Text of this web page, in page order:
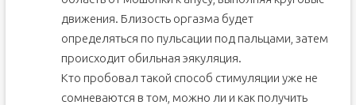
движения. Близость оргазма будет
определяться по пульсации под пальцами, затем
происходит обильная эякуляция.
Кто пробовал такой способ стимуляции уже не
сомневаются в том, можно ли и как получить